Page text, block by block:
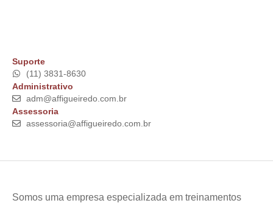
Suporte
(11) 3831-8630
Administrativo
adm@affigueiredo.com.br
Assessoria
assessoria@affigueiredo.com.br
Somos uma empresa especializada em treinamentos